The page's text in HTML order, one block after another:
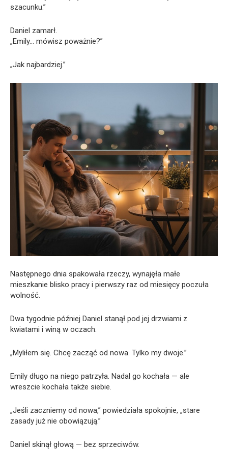
szacunku.”
Daniel zamarł.
„Emily… mówisz poważnie?”
„Jak najbardziej.”
Następnego dnia spakowała rzeczy, wynajęła małe
mieszkanie blisko pracy i pierwszy raz od miesięcy poczuła
wolność.
Dwa tygodnie później Daniel stanął pod jej drzwiami z
kwiatami i winą w oczach.
„Myliłem się. Chcę zacząć od nowa. Tylko my dwoje.”
Emily długo na niego patrzyła. Nadal go kochała — ale
wreszcie kochała także siebie.
„Jeśli zaczniemy od nowa,” powiedziała spokojnie, „stare
zasady już nie obowiązują.”
Daniel skinął głową — bez sprzeciwów.